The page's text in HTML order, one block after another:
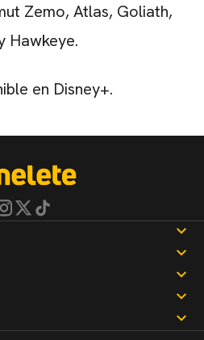
Zemo, Atlas, Goliath,
Hawkeye.
en Disney+.